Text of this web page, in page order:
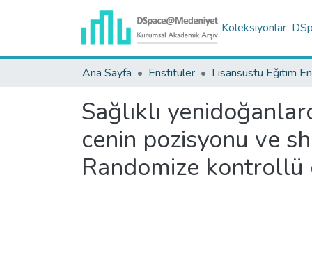
Koleksiyonlar
Ana Sayfa Enstitüler
Sağlıklı
cenin pozisyonu ve
Randomize kontrollü